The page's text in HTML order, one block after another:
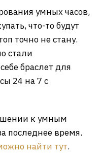
умных часов,
что-то будут
точно не стану.
стали
браслет для
24 на 7 с
к умным
последнее время.
найти тут.